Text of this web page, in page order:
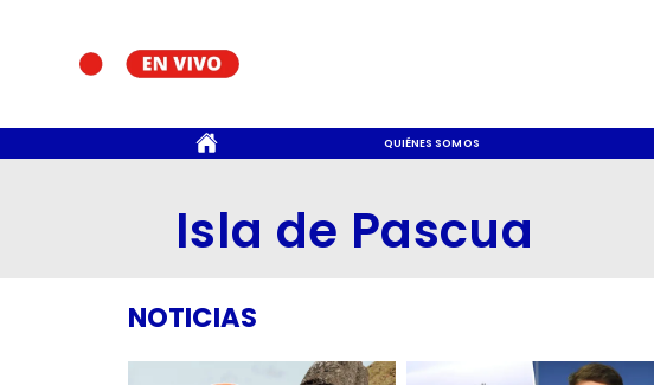
QUIÉNES SOMOS
Isla de Pascua
NOTICIAS